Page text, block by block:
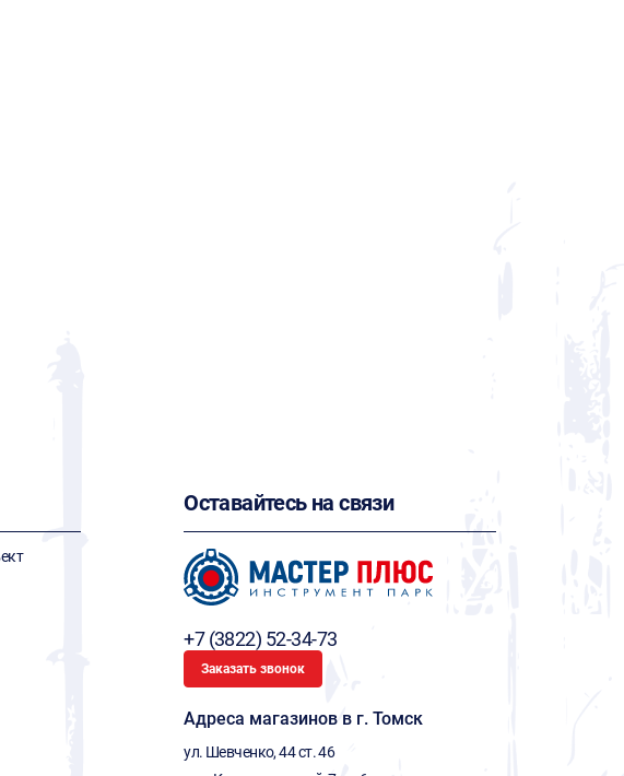
Оставайтесь на связи
+7 (3822) 52-34-73
Заказать звонок
Адреса магазинов в г. Томск
ул. Шевченко, 44 ст. 46